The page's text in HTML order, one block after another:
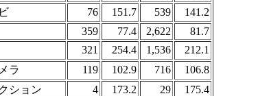
76 151.7 539
141.2
359 77.4 2,622
81.7
321 254.4 1,536
212.1
ラ
119 102.9 716
106.8
ション
4 173.2 29
175.4